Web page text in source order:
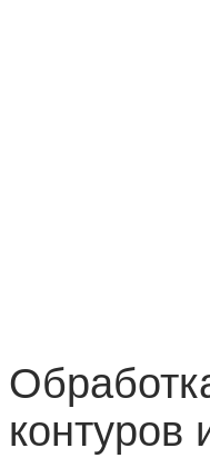
контуров